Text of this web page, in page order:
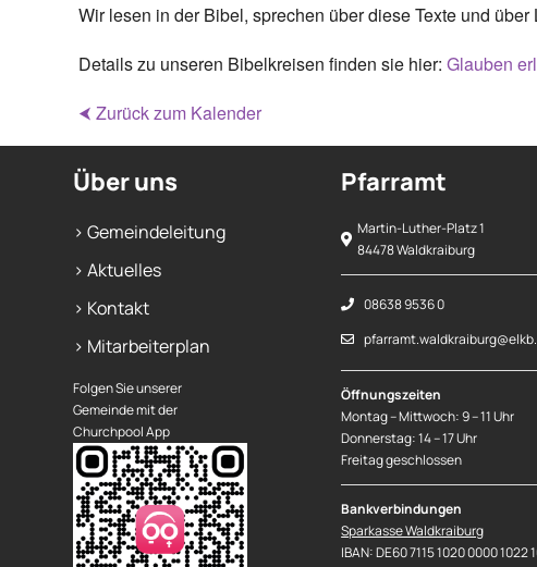
Wir lesen in der Bibel, sprechen über diese Texte und
Details zu unseren Bibelkreisen finden sie hier: Glauben
⮜ Zurück zum Kalender
Über uns
> Gemeindeleitung
> Aktuelles
> Kontakt
> Mitarbeiterplan
Folgen Sie unserer
Gemeinde mit der
Churchpool App
Pfarramt
Martin-Luther-Platz 1
84478 Waldkraiburg
08638 9536 0
Öffnungszeiten
Montag – Mittwoch: 9 – 11 Uhr
Donnerstag: 14 – 17 Uhr
Freitag geschlossen
Bankverbindungen
Sparkasse Waldkraiburg
IBAN: DE60 7115 1020 0000 1022